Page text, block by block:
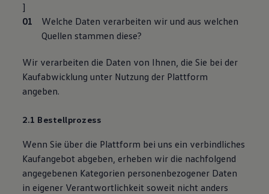
]
Welche Daten verarbeiten wir und aus welchen
Quellen stammen diese?
Wir verarbeiten die Daten von Ihnen, die Sie bei der
Kaufabwicklung unter Nutzung der Plattform
angeben.
2.1 Bestellprozess
Wenn Sie über die Plattform bei uns ein verbindliches
Kaufangebot abgeben, erheben wir die nachfolgend
angegebenen Kategorien personenbezogener Daten
in eigener Verantwortlichkeit soweit nicht anders